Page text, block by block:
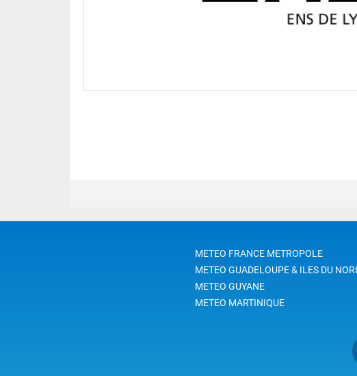
METEO FRANCE METROPOLE
METEO GUADELOUPE & ILES DU
METEO GUYANE
METEO MARTINIQUE